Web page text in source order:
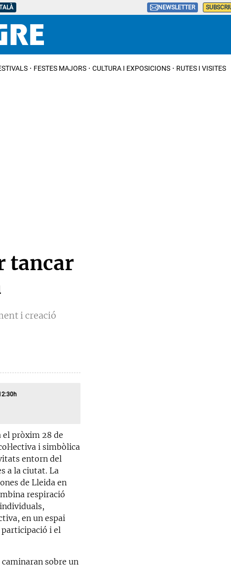
NEWSLETTER
FESTES MAJORS CULTURA I EXPOSICIONS RUTES I VISITES
tancar
i creació
el pròxim 28 de
i simbòlica
entorn del
a la ciutat. La
de Lleida en
respiració
en un espai
i el
sobre un